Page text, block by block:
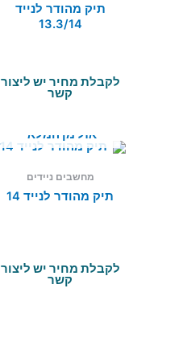
תיק מהודר לנייד
13.3/14
לקבלת מחיר יש ליצור
קשר
אזל מן המלאי
מחשבים ניידים
תיק מהודר לנייד 14
לקבלת מחיר יש ליצור
קשר